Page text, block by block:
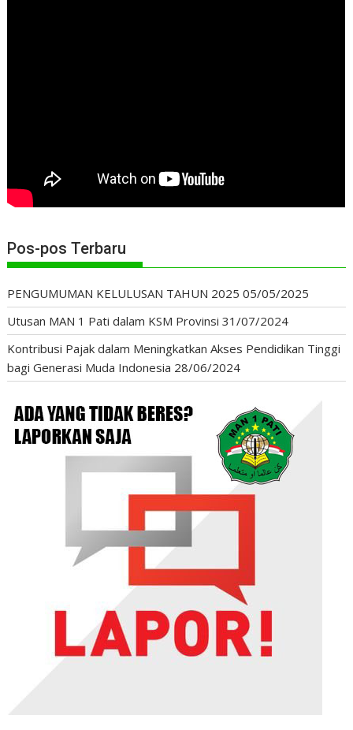
Pos-pos Terbaru
PENGUMUMAN KELULUSAN TAHUN 2025 05/05/2025
Utusan MAN 1 Pati dalam KSM Provinsi 31/07/2024
Kontribusi Pajak dalam Meningkatkan Akses Pendidikan Tinggi
bagi Generasi Muda Indonesia 28/06/2024